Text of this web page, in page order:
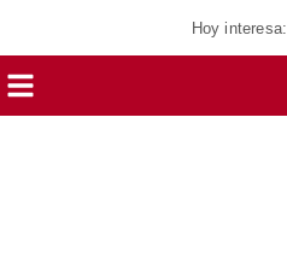
Hoy interesa: